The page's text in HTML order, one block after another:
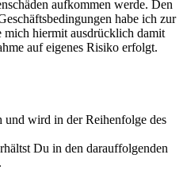
aufkommen werde. Den
habe ich zur
mich hiermit ausdrücklich damit
auf eigenes Risiko erfolgt.
wird in der Reihenfolge des
Du in den darauffolgenden